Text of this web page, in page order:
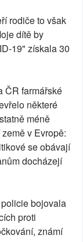
rodiče to však
dítě by
19" získala 30
ČR farmářské
některé
méně
v Evropě:
se obávají
docházejí
bojovala
proti
známí